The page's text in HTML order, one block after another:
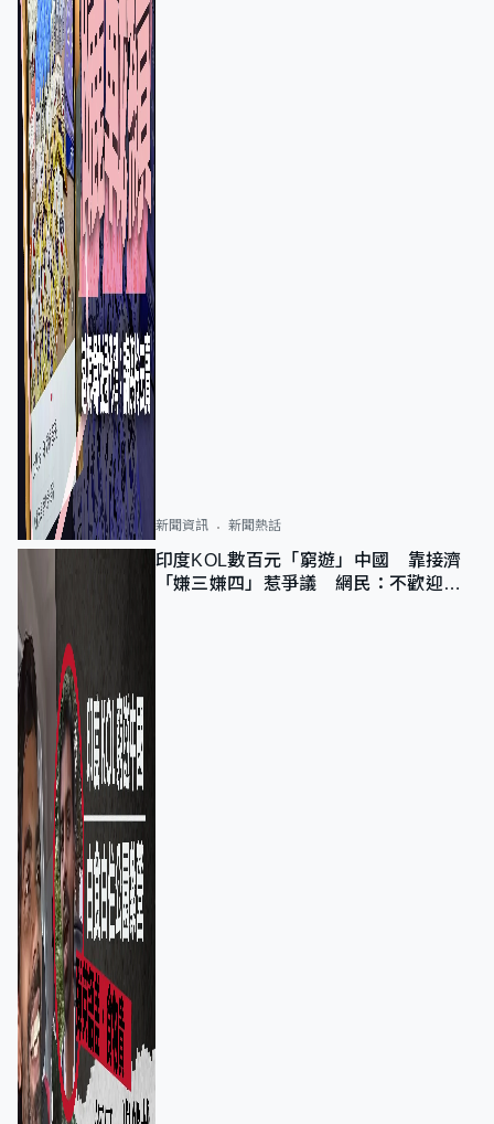
新聞資訊 新聞熱話
印度KOL數百元「窮遊」中國 靠接濟
「嫌三嫌四」惹爭議 網民：不歡迎劣